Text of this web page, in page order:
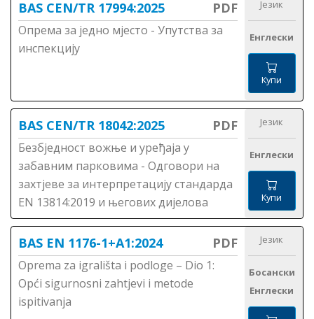
BAS CEN/TR 17994:2025 PDF
Опрема за једно мјесто - Упутства за
инспекцију
Језик
Енглески
Купи
BAS CEN/TR 18042:2025 PDF
Безбједност вожње и уређаја у
забавним парковима - Одговори на
захтјеве за интерпретацију стандарда
EN 13814:2019 и његових дијелова
Језик
Енглески
Купи
BAS EN 1176-1+A1:2024 PDF
Oprema za igrališta i podloge – Dio 1:
Opći sigurnosni zahtjevi i metode
ispitivanja
Језик
Босански
Енглески